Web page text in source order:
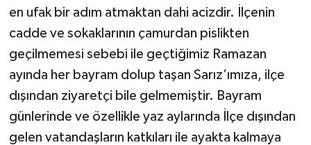
en ufak bir adım atmaktan dahi acizdir. İlçenin
cadde ve sokaklarının çamurdan pislikten
geçilmemesi sebebi ile geçtiğimiz Ramazan
ayında her bayram dolup taşan Sarız’ımıza, ilçe
dışından ziyaretçi bile gelmemiştir. Bayram
günlerinde ve özellikle yaz aylarında İlçe dışından
gelen vatandaşların katkıları ile ayakta kalmaya